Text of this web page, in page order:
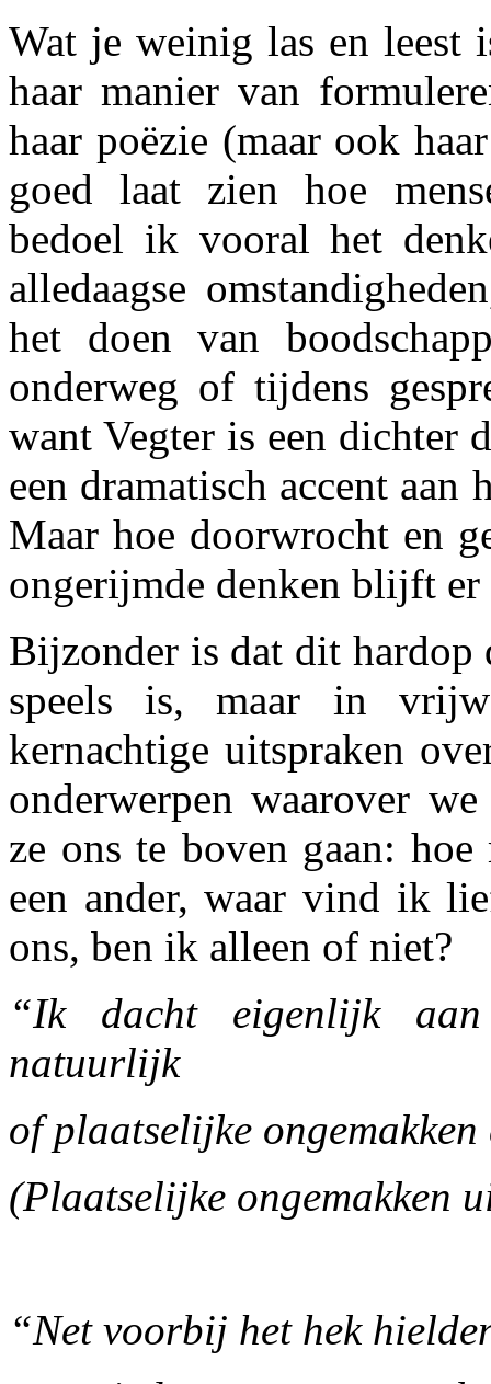
Wat je weinig las en leest
haar manier van
haar poëzie (maar ook
goed laat zien hoe
bedoel ik vooral het
alledaagse
het doen van
onderweg of tijdens
want Vegter is een dichter
een dramatisch accent
Maar hoe doorwrocht en
ongerijmde denken blijft
Bijzonder is dat dit hardop
speels is, maar in
kernachtige uitspraken
onderwerpen waarover
ze ons te boven gaan:
een ander, waar vind ik
ons, ben ik alleen of niet?
“Ik dacht eigenlijk
natuurlijk
of plaatselijke
(Plaatselijke ongemakken
“Net voorbij het hek